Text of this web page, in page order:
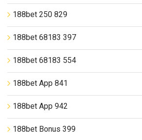
188bet 250 829
188bet 68183 397
188bet 68183 554
188bet App 841
188bet App 942
188bet Bonus 399